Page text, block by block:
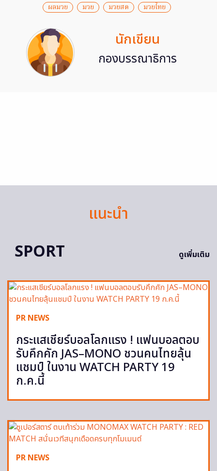
ผลมวย มวย มวยสด มวยไทย
นักเขียน
กองบรรณาธิการ
แนะนำ
SPORT
ดูเพิ่มเติม
PR NEWS
กระแสเชียร์บอลโลกแรง ! แฟนบอลตอบ
รับคึกคัก JAS–MONO ชวนคนไทยลุ้น
แชมป์ ในงาน WATCH PARTY 19
ก.ค.นี้
PR NEWS